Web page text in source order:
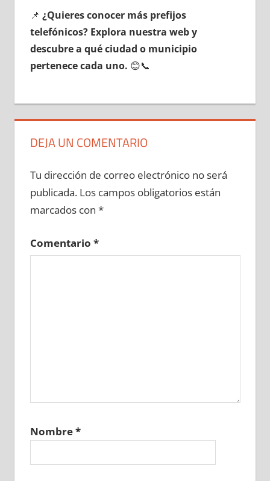
📌 ¿Quieres conocer mа́s prefijos
telefónicos? Explora nuestra web у
descubre а qué ciudad ο municipio
pertenece cada uno. 😊📞
DEJA UN COMENTARIO
Tu dirección de correo electrónico no será
publicada. Los campos obligatorios están
marcados con *
Comentario *
Nombre*